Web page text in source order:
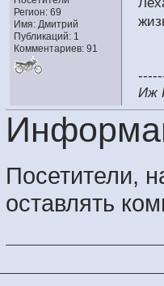
Регион: 69
Имя: Дмитрий
Публикаций: 1
Комментариев: 91
Иж
Посетители,
оставлять